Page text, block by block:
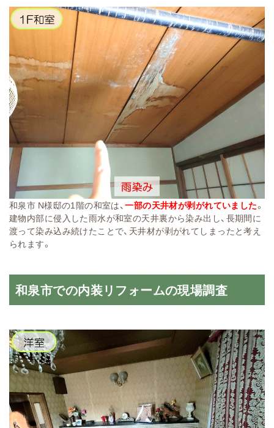
和泉市 N様邸の1階の和室は、一部の天井材が剥がれていました。
建物内部に侵入した雨水が和室の天井裏から染み出し、長期間に
渡って染み込み続けたことで、天井材が剥がれてしまったと考え
られます。
和泉市での内装リフォームの現場調査